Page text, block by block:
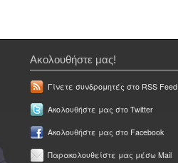
Ακολουθήστε μας!
Γίνετε συνδρομητές στο RSS Feed
Ακολουθήστε μας στο Twitter
Ακολουθήστε μας στο Facebook
Παρακολουθείστε μας μέσω Mail